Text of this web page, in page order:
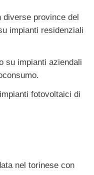
province del
impianti residenziali
su impianti aziendali
fotovoltaici di
nel torinese con